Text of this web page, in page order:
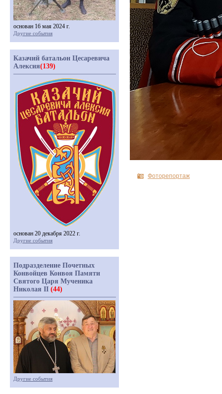
Фоторепортаж
основан 16 мая 2024 г.
Другие события
Казачий батальон Цесаревича
Алексия(139)
основан 20 декабря 2022 г.
Другие события
Подразделение Почетных
Конвойцев Конвоя Памяти
Святого Царя Мученика
Николая II (44)
Другие события